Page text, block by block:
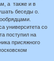
а также и в
беседы о.
университета со
поступил на
присяжного